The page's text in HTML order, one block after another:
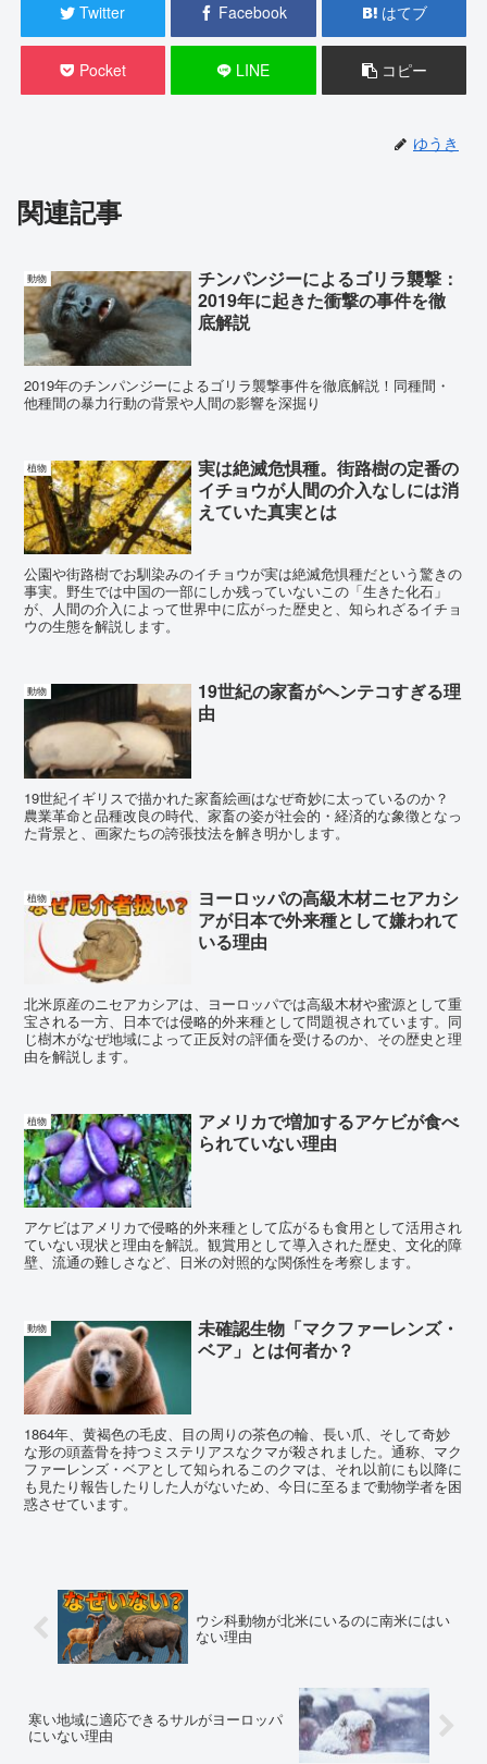
Twitter Facebook はてブ
Pocket LINE コピー
ゆうき
関連記事
動物
チンパンジーによるゴリラ襲撃：
2019年に起きた衝撃の事件を徹
底解説
2019年のチンパンジーによるゴリラ襲撃事件を徹底解説！同種間・
他種間の暴力行動の背景や人間の影響を深掘り
植物
実は絶滅危惧種。街路樹の定番の
イチョウが人間の介入なしには消
えていた真実とは
公園や街路樹でお馴染みのイチョウが実は絶滅危惧種だという驚きの
事実。野生では中国の一部にしか残っていないこの「生きた化石」
が、人間の介入によって世界中に広がった歴史と、知られざるイチョ
ウの生態を解説します。
動物
19世紀の家畜がヘンテコすぎる理
由
19世紀イギリスで描かれた家畜絵画はなぜ奇妙に太っているのか？
農業革命と品種改良の時代、家畜の姿が社会的・経済的な象徴となっ
た背景と、画家たちの誇張技法を解き明かします。
植物
ヨーロッパの高級木材ニセアカシ
アが日本で外来種として嫌われて
いる理由
北米原産のニセアカシアは、ヨーロッパでは高級木材や蜜源として重
宝される一方、日本では侵略的外来種として問題視されています。同
じ樹木がなぜ地域によって正反対の評価を受けるのか、その歴史と理
由を解説します。
植物
アメリカで増加するアケビが食べ
られていない理由
アケビはアメリカで侵略的外来種として広がるも食用として活用され
ていない現状と理由を解説。観賞用として導入された歴史、文化的障
壁、流通の難しさなど、日米の対照的な関係性を考察します。
動物
未確認生物「マクファーレンズ・
ベア」とは何者か？
1864年、黄褐色の毛皮、目の周りの茶色の輪、長い爪、そして奇妙
な形の頭蓋骨を持つミステリアスなクマが殺されました。通称、マク
ファーレンズ・ベアとして知られるこのクマは、それ以前にも以降に
も見たり報告したりした人がないため、今日に至るまで動物学者を困
惑させています。
ウシ科動物が北米にいるのに南米にはい
ない理由
寒い地域に適応できるサルがヨーロッパ
にいない理由